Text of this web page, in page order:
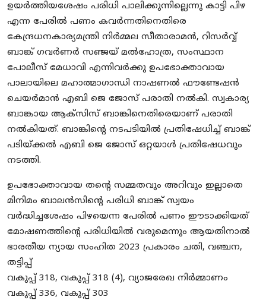
ഉയർത്തിയശേഷം പരിധി പാലിക്കുന്നില്ലെന്നു കാട്ടി പിഴ
എന്ന പേരിൽ പണം കവർന്നതിനെതിരെ
കേന്ദ്രധനകാര്യമന്ത്രി നിർമ്മല സീതാരാമൻ, റിസർവ്വ്
ബാങ്ക് ഗവർണർ സഞ്ജയ് മൽഹോത്ര, സംസ്ഥാന
പോലീസ് മേധാവി എന്നിവർക്കു ഉപഭോക്താവായ
പാലായിലെ മഹാത്മാഗാന്ധി നാഷണൽ ഫൗണ്ടേഷൻ
ചെയർമാൻ എബി ജെ ജോസ് പരാതി നൽകി. സ്വകാര്യ
ബാങ്കായ ആക്സിസ് ബാങ്കിനെതിരെയാണ് പരാതി
നൽകിയത്. ബാങ്കിൻ്റെ നടപടിയിൽ പ്രതിഷേധിച്ച്‌ ബാങ്ക്
പടിയ്ക്കൽ എബി ജെ ജോസ് ഒറ്റയാൾ പ്രതിഷേധവും
നടത്തി.
ഉപഭോക്താവായ തൻ്റെ സമ്മതവും അറിവും ഇല്ലാതെ
മിനിമം ബാലൻസിൻ്റെ പരിധി ബാങ്ക് സ്വയം
വർദ്ധിച്ചശേഷം പിഴയെന്ന പേരിൽ പണം ഈടാക്കിയത്
മോഷണത്തിൻ്റെ പരിധിയിൽ വരുമെന്നും ആയതിനാൽ
ഭാരതീയ ന്യായ സംഹിത 2023 പ്രകാരം ചതി, വഞ്ചന,
തട്ടിപ്പ്
​വകുപ്പ് 318, വകുപ്പ് 318 (4), വ്യാജരേഖ നിർമ്മാണം
​വകുപ്പ് 336, വകുപ്പ് 303